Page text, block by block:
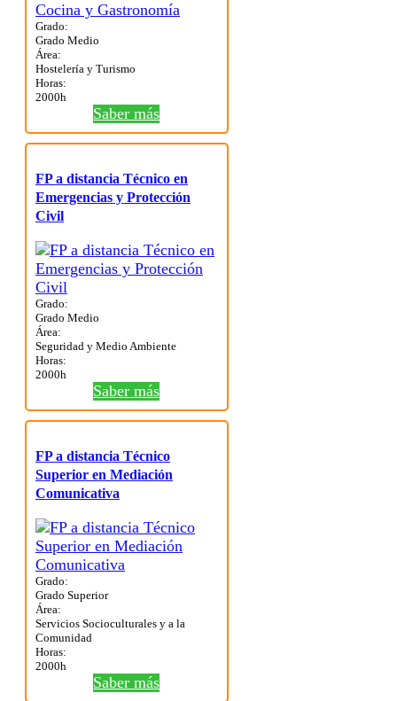
Grado:
Grado Medio
Área:
Hostelería y Turismo
Horas:
2000h
Saber más
FP a distancia Técnico en
Emergencias y Protección
Civil
Grado:
Grado Medio
Área:
Seguridad y Medio Ambiente
Horas:
2000h
Saber más
FP a distancia Técnico
Superior en Mediación
Comunicativa
Grado:
Grado Superior
Área:
Servicios Socioculturales y a la
Comunidad
Horas:
2000h
Saber más